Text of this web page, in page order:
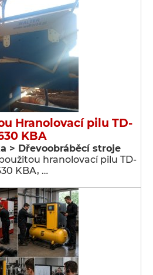
Hranolovací pilu TD-
KBA
> Dřevoobráběcí stroje
hranolovací pilu TD-
KBA, …